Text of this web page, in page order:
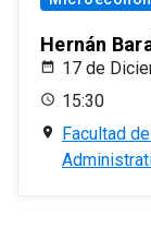
Hernán
17 de
15:30
Facultad